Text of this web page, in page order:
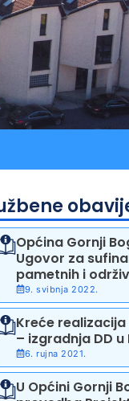
Općina Gornji
Ugovor za
pametnih i
9. svibnja 2022.
Kreće
– izgradnja DD u
6. rujna 2021.
U Općini Gornji